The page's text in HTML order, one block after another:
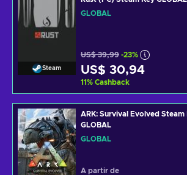
Steam
GLOBAL
US$ 39,99 -23%
US$ 30,94
11% Cashback
ARK: Survival Evolved Steam
GLOBAL
GLOBAL
A partir de